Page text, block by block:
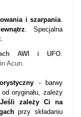
i szarpania.
. Specjalna
AWI i UFO.
Acun.
- barwy
oryginału, zależy
zależy Ci na
przy składaniu